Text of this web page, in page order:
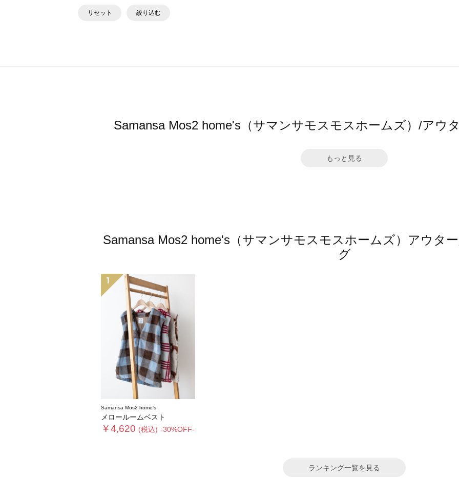
リセット 絞り込む
Samansa Mos2 home's（サマンサモスモスホームズ）/アウ
もっと見る
Samansa Mos2 home's（サマンサモスモスホームズ）アウタ
グ
1
Samansa Mos2 home's
メロールームベスト
￥4,620 (税込) -30%OFF-
ランキング一覧を見る